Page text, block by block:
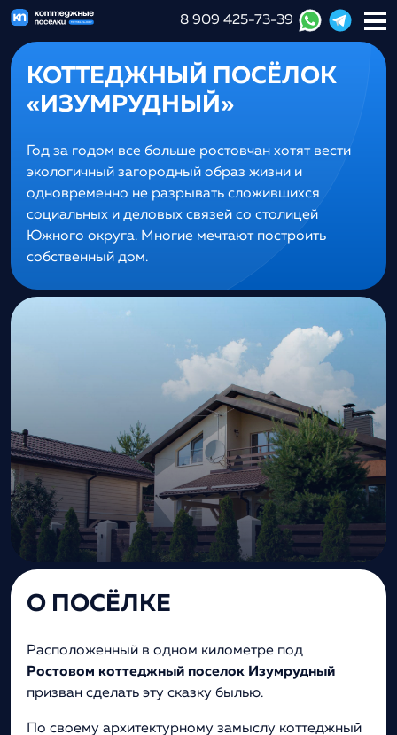
8 909 425-73-39
КОТТЕДЖНЫЙ ПОСЁЛОК
«ИЗУМРУДНЫЙ»
Год за годом все больше ростовчан хотят вести
экологичный загородный образ жизни и
одновременно не разрывать сложившихся
социальных и деловых связей со столицей
Южного округа. Многие мечтают построить
собственный дом.
О ПОСЁЛКЕ
Расположенный в одном километре под
Ростовом коттеджный поселок Изумрудный
призван сделать эту сказку былью.
По своему архитектурному замыслу коттеджный